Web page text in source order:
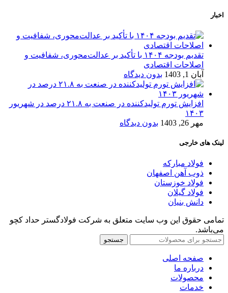
اخبار
تقدیم بودجه ۱۴۰۴ با تأکید بر عدالت‌محوری، شفافیت و
اصلاحات اقتصادی
آبان 1, 1403
بدون دیدگاه
افزایش تورم تولیدکننده در صنعت به ۲۱.۸ درصد در شهریور
۱۴۰۳
مهر 26, 1403
بدون دیدگاه
لینک های خارجی
فولاد مبارکه
ذوب آهن اصفهان
فولاد خوزستان
فولاد گیلان
دانش بنیان
تمامی حقوق این وب سایت متعلق به شرکت فولادگستر حداد کچو
می‌باشد.
جستجو
صفحه اصلی
درباره ما
محصولات
خدمات